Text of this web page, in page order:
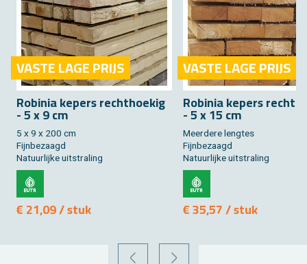
VASTE LAGE PRIJS
Ro­bi­nia ke­pers recht­hoe­kig
- 5 x 9 cm
5 x 9 x 200 cm
Fijn­be­zaagd
Na­tuur­lij­ke uit­stra­ling
€ 21,09 / stuk
VASTE LAGE PRIJS
Ro­bi­nia ke­pers
- 5 x 15 cm
Meer­de­re leng­tes
Fijn­be­zaagd
Na­tuur­lij­ke uit­stra­ling
€ 35,57 / stuk